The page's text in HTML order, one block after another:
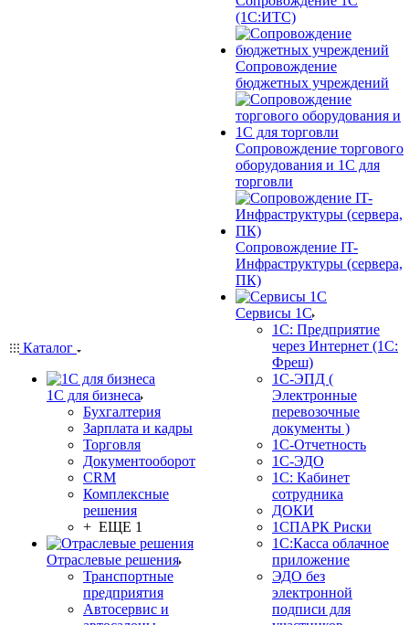
Каталог
1С для бизнеса
Бухгалтерия
Зарплата и кадры
Торговля
Документооборот
CRM
Комплексные
решения
+ ЕЩЕ 1
Отраслевые решения
Транспортные
предприятия
Автосервис и
(1С:ИТС)
Сопровождение
бюджетных учреждений
Сопровождение торгового
оборудования и 1С для
торговли
Сопровождение IT-
Инфраструктуры (сервера,
ПК)
Сервисы 1С
1С: Предприятие
через Интернет (1С:
Фреш)
1С-ЭПД (
Электронные
перевозочные
документы )
1С-Отчетность
1С-ЭДО
1С: Кабинет
сотрудника
ДОКИ
1СПАРК Риски
1С:Касса облачное
приложение
ЭДО без
электронной
подписи для